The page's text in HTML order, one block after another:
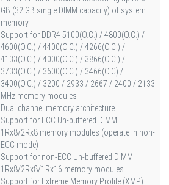
GB (32 GB single DIMM capacity) of system
memory
Support for DDR4 5100(O.C.) / 4800(O.C.) /
4600(O.C.) / 4400(O.C.) / 4266(O.C.) /
4133(O.C.) / 4000(O.C.) / 3866(O.C.) /
3733(O.C.) / 3600(O.C.) / 3466(O.C) /
3400(O.C.) / 3200 / 2933 / 2667 / 2400 / 2133
MHz memory modules
Dual channel memory architecture
Support for ECC Un-buffered DIMM
1Rx8/2Rx8 memory modules (operate in non-
ECC mode)
Support for non-ECC Un-buffered DIMM
1Rx8/2Rx8/1Rx16 memory modules
Support for Extreme Memory Profile (XMP)